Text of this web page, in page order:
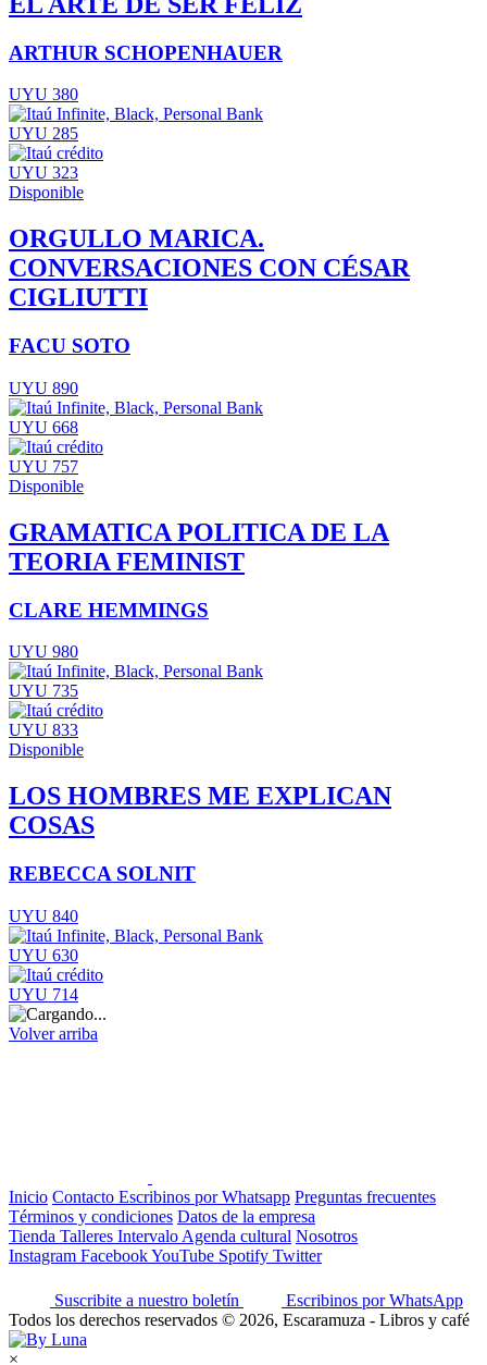
ARTHUR SCHOPENHAUER
UYU 380
UYU 285
UYU 323
Disponible
ORGULLO MARICA.
CONVERSACIONES CON CÉSAR
CIGLIUTTI
FACU SOTO
UYU 890
UYU 668
UYU 757
Disponible
GRAMATICA POLITICA DE LA
TEORIA FEMINIST
CLARE HEMMINGS
UYU 980
UYU 735
UYU 833
Disponible
LOS HOMBRES ME EXPLICAN
COSAS
REBECCA SOLNIT
UYU 840
UYU 630
UYU 714
Volver arriba
Inicio Contacto Escribinos por Whatsapp Preguntas frecuentes
Términos y condiciones Datos de la empresa
Tienda Talleres Intervalo Agenda cultural Nosotros
Instagram FacebookYouTube Spotify Twitter
Suscribite a nuestro boletín
Escribinos por WhatsApp
Todos los derechos reservados © 2026, Escaramuza - Libros y café
×